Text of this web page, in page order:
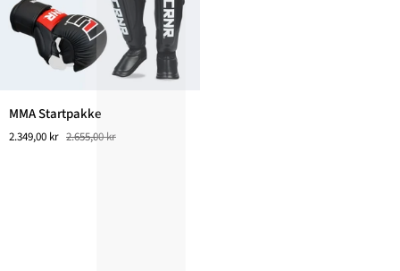
MMA
Startpakke
MMA Startpakke
2.349,00 kr 2.655,00 kr